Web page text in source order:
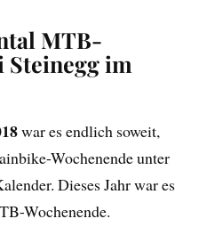
MTB-
Steinegg im
war es endlich soweit,
Wochenende unter
Dieses Jahr war es
Wochenende.